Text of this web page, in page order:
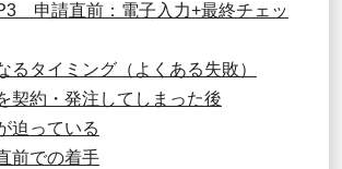
申請直前：電子入力+最終チェッ
るタイミング（よくある失敗）
契約・発注してしまった後
迫っている
前での着手